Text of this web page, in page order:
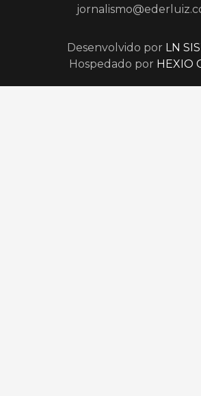
Desenvolvido por LN
Hospedado por HEXIO